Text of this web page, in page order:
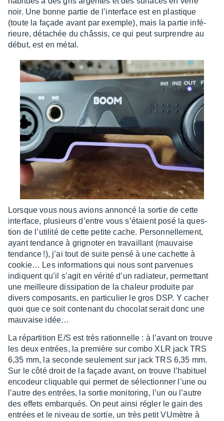
noir. Une bonne partie de l’in­ter­face est en plas­tique
(toute la façade avant par exemple), mais la partie infé­
rieure, déta­chée du châs­sis, ce qui peut surprendre au
début, est en métal.
Lorsque vous nous avions annoncé la sortie de cette
inter­face, plusieurs d’entre vous s’étaient posé la ques­
tion de l’uti­lité de cette petite cache. Person­nel­le­ment,
ayant tendance à grigno­ter en travaillant (mauvaise
tendance !), j’ai tout de suite pensé à une cachette à
cookie… Les infor­ma­tions qui nous sont parve­nues
indiquent qu’il s’agit en vérité d’un radia­teur, permet­tant
une meilleure dissi­pa­tion de la chaleur produite par
divers compo­sants, en parti­cu­lier le gros DSP. Y cacher
quoi que ce soit conte­nant du choco­lat serait donc une
mauvaise idée…
La répar­ti­tion E/S est très ration­nelle : à l’avant on trouve
les deux entrées, la première sur combo XLR jack TRS
6,35 mm, la seconde seule­ment sur jack TRS 6,35 mm.
Sur le côté droit de la façade avant, on trouve l’ha­bi­tuel
enco­deur cliquable qui permet de sélec­tion­ner l’une ou
l’autre des entrées, la sortie moni­to­ring, l’un ou l’autre
des effets embarqués. On peut ainsi régler le gain des
entrées et le niveau de sortie, un très petit VUmètre à